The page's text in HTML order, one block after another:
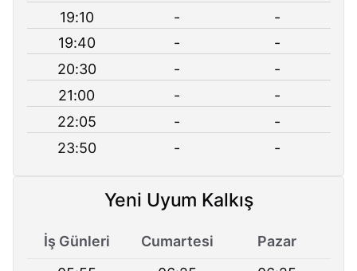
19:10
-
-
19:40
-
-
20:30
-
-
21:00
-
-
22:05
-
-
23:50
- -
Yeni Uyum Kalkış
İş Günleri Cumartesi
Pazar